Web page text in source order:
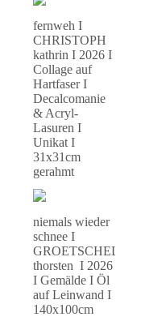
fernweh I
CHRISTOPH
kathrin I 2026 I
Collage auf
Hartfaser I
Decalcomanie
& Acryl-
Lasuren I
Unikat I
31x31cm
gerahmt
niemals wieder
schnee I
GROETSCHEL
thorsten I 2026
I Gemälde I Öl
auf Leinwand I
140x100cm